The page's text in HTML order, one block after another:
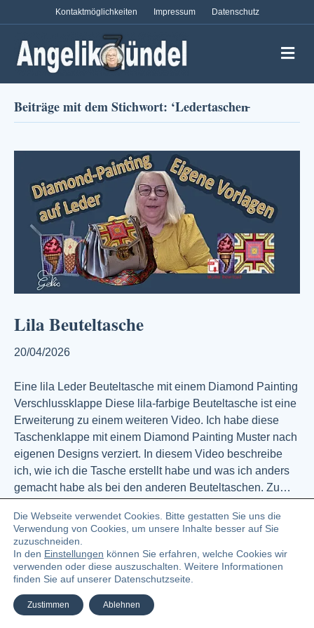
Kontaktmöglichkeiten Impressum Datenschutz
Beiträge mit dem Stichwort: ‘Ledertaschen̵
Lila Beuteltasche
20/04/2026
Eine lila Leder Beuteltasche mit einem Diamond Painting
Verschlussklappe Diese lila-farbige Beuteltasche ist eine
Erweiterung zu einem weiteren Video. Ich habe diese
Taschenklappe mit einem Diamond Painting Muster nach
eigenen Designs verziert. In diesem Video beschreibe
ich, wie ich die Tasche erstellt habe und was ich anders
gemacht habe als bei den anderen Beuteltaschen. Zu…
Weiterlesen
© 2023 Angelika Zündel Bloggerin und Buchautorin
Die Webseite verwendet Cookies. Bitte gestatten Sie uns die
Verwendung von Cookies, um unsere Inhalte besser auf Sie
zuzuschneiden.
In den Einstellungen können Sie erfahren, welche Cookies wir
verwenden oder diese auszuschalten. Weitere Informationen
finden Sie auf unserer Datenschutzseite.
Zustimmen Ablehnen